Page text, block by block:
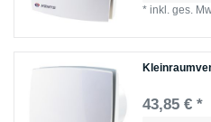
*inkl. ges.
43,85 € *